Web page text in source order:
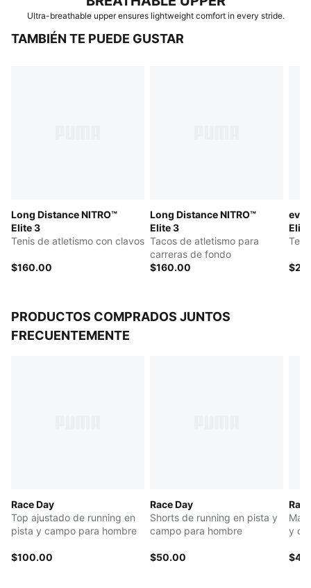
Ultra-breathable upper ensures lightweight comfort in every stride.
TAMBIÉN TE PUEDE GUSTAR
Long Distance NITRO™
Elite 3
Tenis de atletismo con clavos
$160.00
Long Distance NITRO™
Elite 3
Tacos de atletismo para
carreras de fondo
$160.00
PRODUCTOS COMPRADOS JUNTOS
FRECUENTEMENTE
Race Day
Top ajustado de running en
pista y campo para hombre
$100.00
Race Day
Shorts de running en pista y
campo para hombre
$50.00
y